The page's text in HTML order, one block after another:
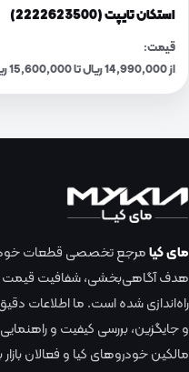
استکان تایپت (2222623500)
قیمت:
از 14,990,000 ریال تا 15,600,000 ریال
مای کیامرجع تخصصی قطعات
هدف آگاهی‌بخشی، شفافیت قیمت
راه‌اندازی شده است. ما اطلاعات
و جایگزین، بررسی کیفیت و
مالکین خودروهای کیا و فعالان بازار